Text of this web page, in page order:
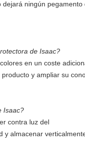
ningún
de Isaac?
en un coste
y ampliar su
Isaac?
contra luz del
almacenar